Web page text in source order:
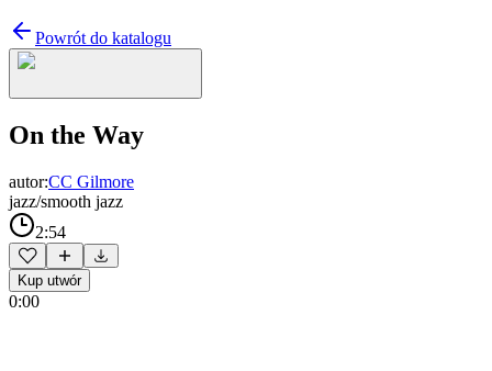
Powrót do katalogu
On the Way
autor:CC Gilmore
jazz/smooth jazz
2:54
Kup utwór
0:00